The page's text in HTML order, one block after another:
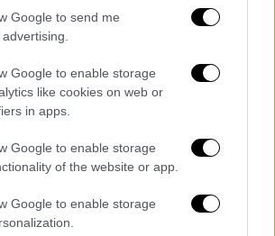
Google to send me
Google to enable storage
like cookies on web or
in apps.
Google to enable storage
of the website or app.
Google to enable storage